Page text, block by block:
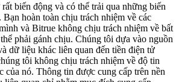
Carnival
· 33,333 USDT Bonus
biến động và có thể trải qua những biến
hoàn toàn chịu trách nhiệm về các
và Bitrue không chịu trách nhiệm về bất
phải gánh chịu. Chúng tôi dựa vào nguồn
dữ liệu khác liên quan đến tiền điện tử
tôi không chịu trách nhiệm về độ tin
của nó. Thông tin được cung cấp trên nền